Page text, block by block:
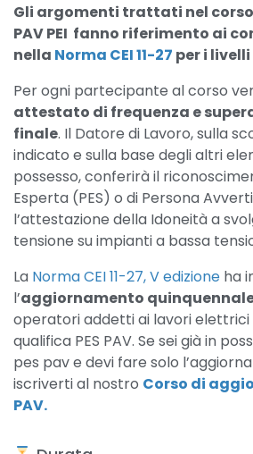
Gli argomenti trattati nel corso
PAV PEI fanno riferimento ai
nella Norma CEI 11-27 per i livelli
Per ogni partecipante al corso
attestato di frequenza e
finale. Il Datore di Lavoro, sulla
indicato e sulla base degli altri
possesso, conferirà il
Esperta (PES) o di Persona
l’attestazione della Idoneità a
tensione su impianti a bassa
La Norma CEI 11-27, V edizione ha
l’aggiornamento
operatori addetti ai lavori elettrici
qualifica PES PAV. Se sei già in
pes pav e devi fare solo
iscriverti al nostro Corso di
PAV.